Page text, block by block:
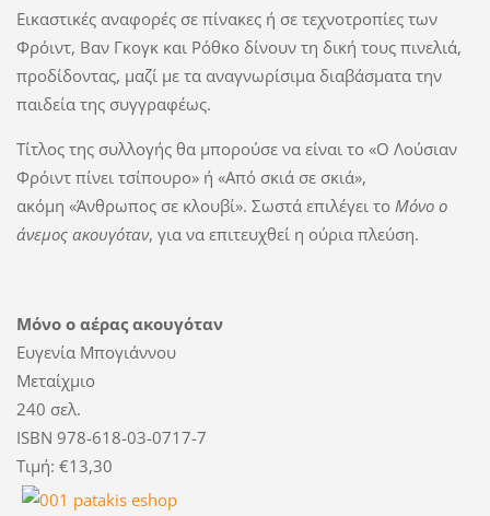
Εικαστικές αναφορές σε πίνακες ή σε τεχνοτροπίες των
Φρόιντ, Βαν Γκογκ και Ρόθκο δίνουν τη δική τους πινελιά,
προδίδοντας, μαζί με τα αναγνωρίσιμα διαβάσματα την
παιδεία της συγγραφέως.
Τίτλος της συλλογής θα μπορούσε να είναι το «Ο Λούσιαν
Φρόιντ πίνει τσίπουρο» ή «Από σκιά σε σκιά»,
ακόμη «Άνθρωπος σε κλουβί». Σωστά επιλέγει το Μόνο ο
άνεμος ακουγόταν, για να επιτευχθεί η ούρια πλεύση.
Μόνο ο αέρας ακουγόταν
Ευγενία Μπογιάννου
Μεταίχμιο
240 σελ.
ISBN 978-618-03-0717-7
Τιμή: €13,30